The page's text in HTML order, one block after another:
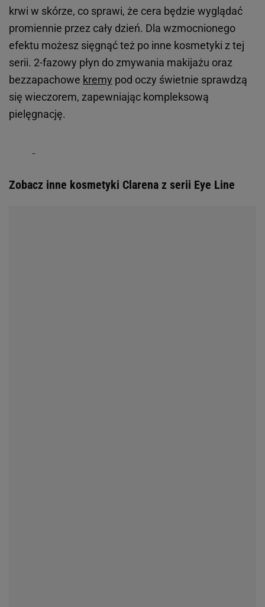
krwi w skórze, co sprawi, że cera będzie wyglądać
promiennie przez cały dzień. Dla wzmocnionego
efektu możesz sięgnąć też po inne kosmetyki z tej
serii. 2-fazowy płyn do zmywania makijażu oraz
bezzapachowe kremy pod oczy świetnie sprawdzą
się wieczorem, zapewniając kompleksową
pielęgnację.
Zobacz inne kosmetyki Clarena z serii Eye Line